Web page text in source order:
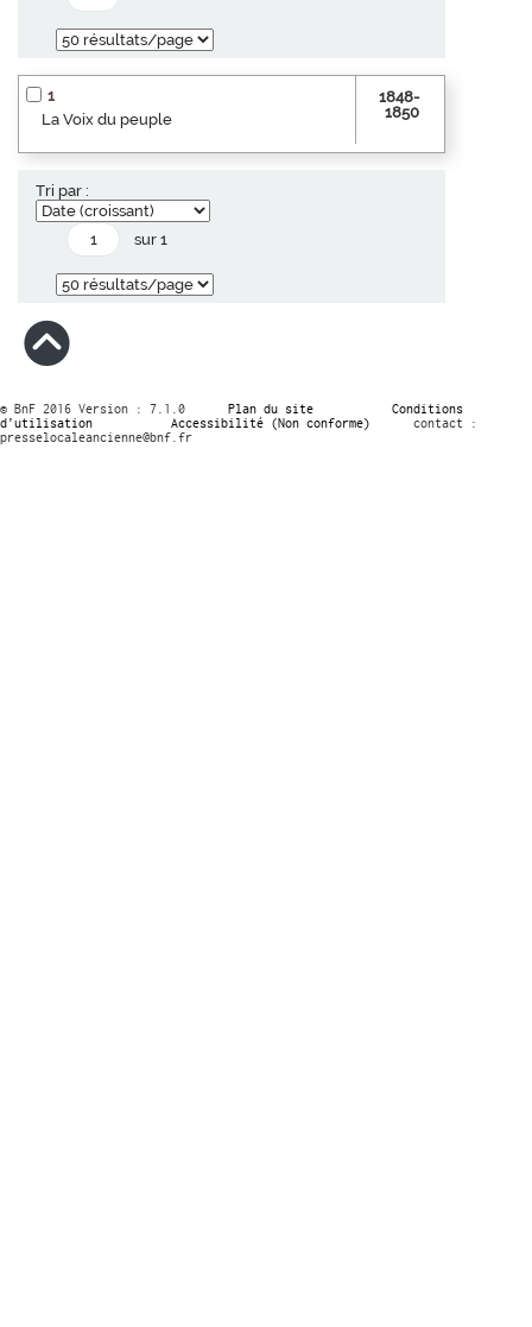
1
La Voix du peuple
1848-
1850
Tri par :
sur 1
© BnF 2016 Version : 7.1.0 Plan du site
Conditions
d’utilisation
Accessibilité (Non conforme)
contact :
presselocaleancienne@bnf.fr